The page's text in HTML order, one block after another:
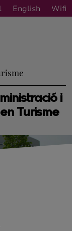
English Wifi
i
Turisme